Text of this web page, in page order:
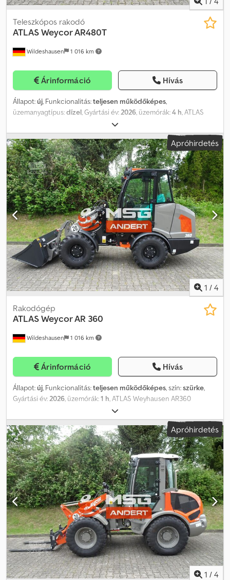
Wildeshausen 1 016 km
Teleszkópos rakodó
ATLASWeycor AR480T
Árinformáció Hívás
Állapot:új, Funkcionalitás:teljesen működőképes,
üzemanyagtípus:dízel, Gyártási év:2026, üzemórák:4 h, ATLAS
Weyhausen AR480T homlokrakodó Műszaki adatok Gép súlya:
6000 kg Motor: Gyártó: Deutz dízelmotor TD 2.9 L4 Teljesítmény:
55,4 kW (75,3 LE) 2200 ford./perc fordulatszámon Maximális
nyomaték: 260 Nm 1600 ford./perc fordulatszámon
Hengerűrtartalom: 2920 cm³ Hengerek száma: 4, soros
elrendezésben Kialakítás: vízhűtéses Dcedpfxszr Hh Aj Anrok
Kibocsátási norma: EU V. Kibocsátás-szabályozó rendszer: DOC és
dízel részecskeszűrő (DPF) Kiegészítő felszereltség: Előkészítés
körkörös jelzőlámpa felszerelésére, beleértve a kábelköteget, a
kapcsolót és a konnektort Előkészítés rádió beépítésére,
komplett, rádió nélkül, beleértve a hangszórót és az antennát
Háttámla fejtámlával (csak a Standard és a SEA0011 verziókhoz)
Állítható magasságú kormányoszlop Tartalmazza a 1250 mm-es
raklapvillát Tartalmazza a 2090 mm-es markolókanalat A raktáron
lévő, 2026-os gyártású új gép előzetes értékesítése fenntartva.
Nyomdai hibákért felelősséget nem vállalunk.
Apróhirdetés
1 / 4
Wildeshausen 1 016 km
Rakodógép
ATLASWeycor AR 360
Árinformáció Hívás
Állapot:új, Funkcionalitás:teljesen működőképes, szín:szürke,
Gyártási év:2026, üzemórák:1 h, ATLAS Weyhausen AR360
rakodógép, első kiadás P-kinematika, hosszú emelőkar – EURO
gyorscsatlakozó Műszaki adatok Gép tömege: 2700 kg Motor:
Gyártó: Kubota D 1803-CR Teljesítmény: 28 kW (38 LE) 2700
ford./perc fordulatszámon Hengerűrtartalom: 1826 cm³ Hengerek
száma: 3, sorban Hűtési rendszer: vízhűtéses Kibocsátási norma:
EU V Extra felszereltség: Tartalmazza a 1200 mm-es raklapvillát
Tartalmazza a 1400 mm-es univerzális kanalat A készleten lévő,
2026-os gyártású új gép előzetes értékesítése fenntartva.
Djdpfezr Hf Uex Anrock Nyomdai hibákért felelősséget nem
vállalunk.
Apróhirdetés
1 / 4